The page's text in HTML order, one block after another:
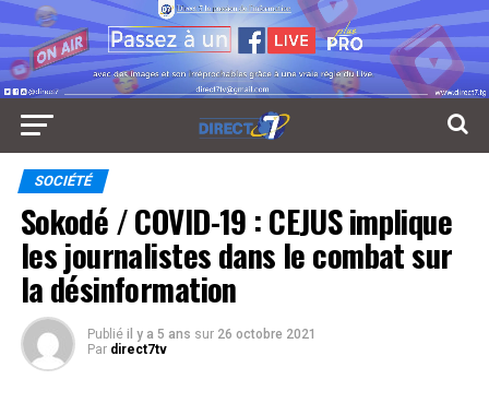
SOCIÉTÉ
Sokodé / COVID-19 : CEJUS implique
les journalistes dans le combat sur
la désinformation
Publié il y a 5 ans sur 26 octobre 2021
Par direct7tv